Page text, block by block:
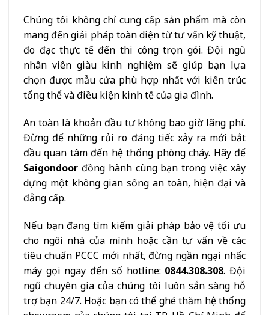
Chúng tôi không chỉ cung cấp sản phẩm mà còn
mang đến giải pháp toàn diện từ tư vấn kỹ thuật,
đo đạc thực tế đến thi công trọn gói. Đội ngũ
nhân viên giàu kinh nghiệm sẽ giúp bạn lựa
chọn được mẫu cửa phù hợp nhất với kiến trúc
tổng thể và điều kiện kinh tế của gia đình.
An toàn là khoản đầu tư không bao giờ lãng phí.
Đừng để những rủi ro đáng tiếc xảy ra mới bắt
đầu quan tâm đến hệ thống phòng cháy. Hãy để
Saigondoor đồng hành cùng bạn trong việc xây
dựng một không gian sống an toàn, hiện đại và
đẳng cấp.
Nếu bạn đang tìm kiếm giải pháp bảo vệ tối ưu
cho ngôi nhà của mình hoặc cần tư vấn về các
tiêu chuẩn PCCC mới nhất, đừng ngần ngại nhấc
máy gọi ngay đến số hotline: 0844.308.308. Đội
ngũ chuyên gia của chúng tôi luôn sẵn sàng hỗ
trợ bạn 24/7. Hoặc bạn có thể ghé thăm hệ thống